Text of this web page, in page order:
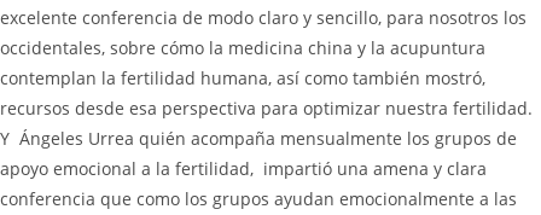
excelente conferencia de modo claro y sencillo, para nosotros los
occidentales, sobre cómo la medicina china y la acupuntura
contemplan la fertilidad humana, así como también mostró,
recursos desde esa perspectiva para optimizar nuestra fertilidad.
Y Ángeles Urrea quién acompaña mensualmente los grupos de
apoyo emocional a la fertilidad, impartió una amena y clara
conferencia que como los grupos ayudan emocionalmente a las